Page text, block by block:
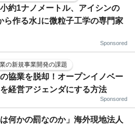
約1ナノメートル、アイシンの
ら作る水｣に微粒子工学の専門家
Sponsored
の新規事業開発の課題
協業を脱却！オープンイノベー
経営アジェンダにする方法
Sponsored
は何かの罰なのか」海外現地法人